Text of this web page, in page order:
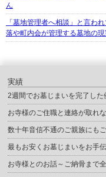
ん
「墓地管理者へ相談」と言わ
落や町内会が管理する墓地の
実績
2週間でお墓じまいを完了した
お寺様のご住職と連絡が取れ
数十年音信不通のご親族にも
最もお安くお墓じまいをお手
お寺様とのお話～ご納骨まで